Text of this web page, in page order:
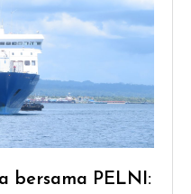
bersama PELNI: